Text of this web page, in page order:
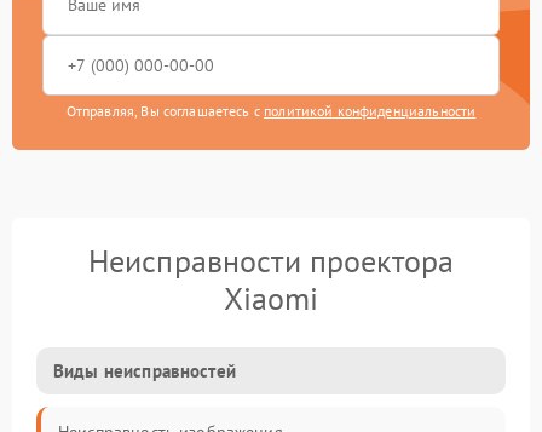
Отправляя, Вы соглашаетесь с политикой конфиденциальности
Неисправности проектора
Xiaomi
Виды неисправностей